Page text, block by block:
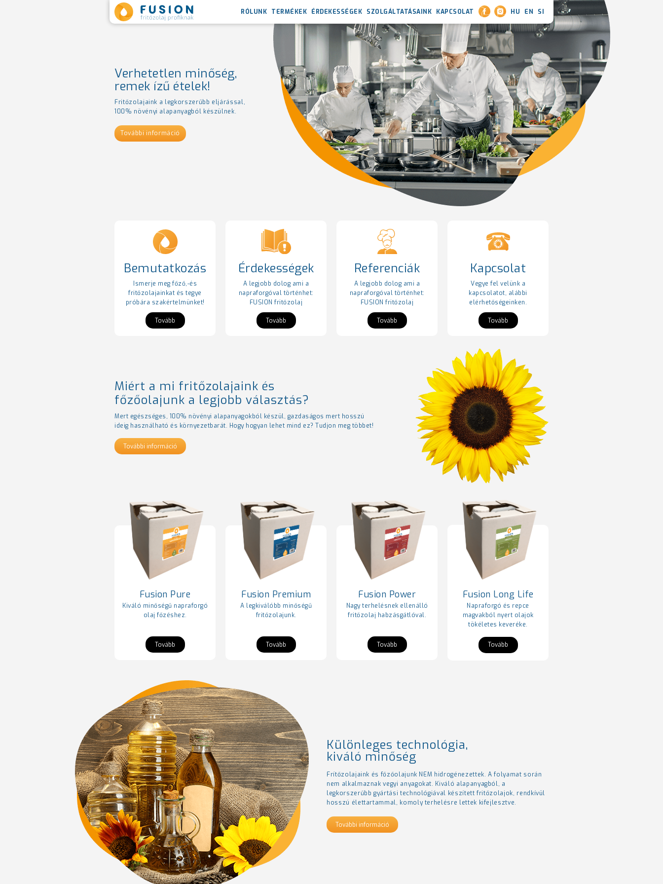
RÓLUNK TERMÉKEK ÉRDEKESSÉGEK SZOLGÁLTATÁSAINK KAPCSOLAT HU EN SI
Verhetetlen minőség,
remek ízű ételek!
Fritőzolajaink a legkorszerűbb eljárással,
100% növényi alapanyagból készülnek.
További információ
Bemutatkozás
Ismerje meg főző,-és
fritőzolajainkat és tegye
próbára szakértelmünket!
Tovább
Érdekességek
A legjobb dolog ami a
napraforgóval történhet:
FUSION fritőzolaj
Tovább
Referenciák
A legjobb dolog ami a
napraforgóval történhet:
FUSION fritőzolaj
Tovább
Kapcsolat
Vegye fel velünk a
kapcsolatot, alábbi
elérhetőségeinken.
Tovább
Miért a mi fritőzolajaink és
főzőolajunk a legjobb választás?
Mert egészséges, 100% növényi alapanyagokból készül, gazdaságos mert hosszú
ideig használható és környezetbarát. Hogy hogyan lehet mind ez? Tudjon meg többet!
További információ
Fusion Pure
Kiváló minőségű napraforgó
olaj főzéshez.
Tovább
Fusion Premium
A legkiválóbb minőségű
fritőzolajunk.
Tovább
Fusion Power
Nagy terhelésnek ellenálló
fritőzolaj habzásgátlóval.
Tovább
Fusion Long Life
Napraforgó és repce
magvakból nyert olajok
tökéletes keveréke.
Tovább
Különleges technológia,
kiváló minőség
Frítőzolajaink és főzőolajunk NEM hidrogénezettek. A folyamat során
nem alkalmaznak vegyi anyagokat. Kiváló alapanyagból, a
legkorszerűbb gyártási technológiával készített fritőzolajok, rendkívül
hosszú élettartammal, komoly terhelésre lettek kifejlesztve.
További információ